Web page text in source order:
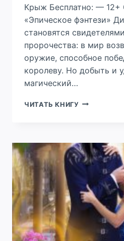
Крыж Бесплатно: — 12+
«Эпическое фэнтези»
становятся
пророчества: в мир
оружие, способное
королеву. Но добыть и
магический…
ЧИТАТЬ КНИГУ РЫЦАРЬ
БИТВА